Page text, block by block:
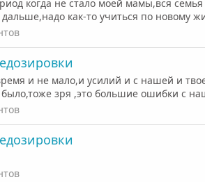
когда не стало моей мамы,вся
как-то учиться по новому
и не мало,и усилий и с нашей и
зря ,это большие ошибки с